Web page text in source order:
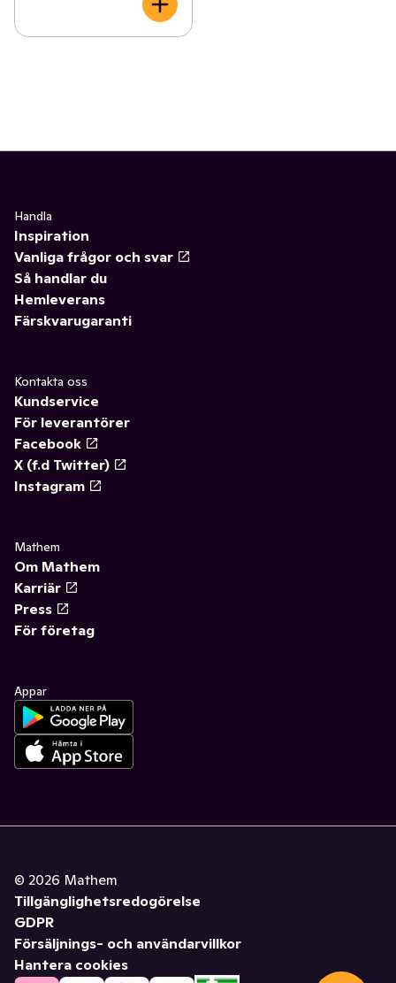
Handla
Inspiration
Vanliga frågor och svar
Så handlar du
Hemleverans
Färskvarugaranti
Kontakta oss
Kundservice
För leverantörer
Facebook
X (f.d Twitter)
Instagram
Mathem
Om Mathem
Karriär
Press
För företag
Appar
© 2026 Mathem
Tillgänglighetsredogörelse
GDPR
Försäljnings- och användarvillkor
Hantera cookies